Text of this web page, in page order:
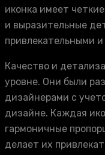
иконка имеет
и выразительные
привлекательными
Качество и
уровне. Они были
дизайнерами с
дизайне. Каждая
гармоничные
делает их